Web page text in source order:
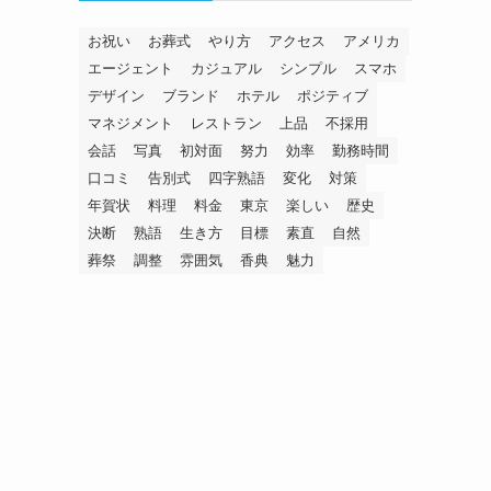
お祝い お葬式 やり方 アクセス
アメリカ
エージェント
カジュアル シンプル
スマホ
デザイン
ブランド ホテル
ポジティブ
マネジメント
レストラン 上品
不採用
会話
写真 初対面 努力 効率
勤務時間
口コミ
告別式 四字熟語 変化
対策
年賀状
料理 料金 東京 楽しい
歴史
決断
熟語 生き方 目標 素直
自然
葬祭
調整 雰囲気 香典 魅力